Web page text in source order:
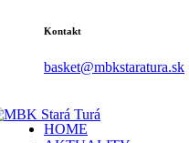
Kontakt
basket@mbkstaratura.sk
HOME